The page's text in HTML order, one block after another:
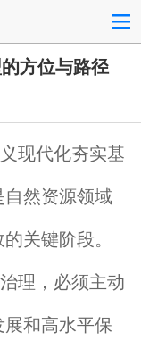
方位与路径
现代化夯实基
然资源领域
关键阶段。
理，必须主动
和高水平保